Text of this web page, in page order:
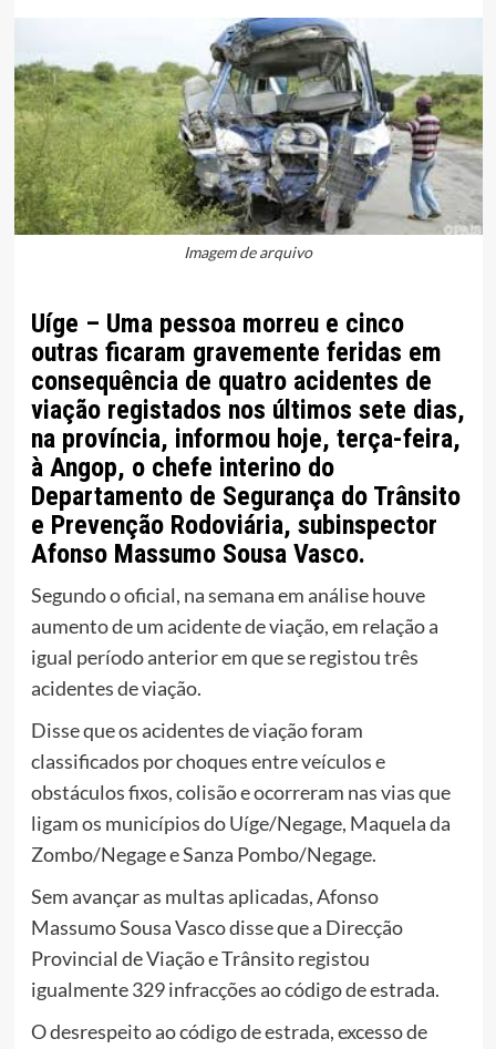
Imagem de arquivo
Uíge – Uma pessoa morreu e cinco
outras ficaram gravemente feridas em
consequência de quatro acidentes de
viação registados nos últimos sete dias,
na província, informou hoje, terça-feira,
à Angop, o chefe interino do
Departamento de Segurança do Trânsito
e Prevenção Rodoviária, subinspector
Afonso Massumo Sousa Vasco.
Segundo o oficial, na semana em análise houve
aumento de um acidente de viação, em relação a
igual período anterior em que se registou três
acidentes de viação.
Disse que os acidentes de viação foram
classificados por choques entre veículos e
obstáculos fixos, colisão e ocorreram nas vias que
ligam os municípios do Uíge/Negage, Maquela da
Zombo/Negage e Sanza Pombo/Negage.
Sem avançar as multas aplicadas, Afonso
Massumo Sousa Vasco disse que a Direcção
Provincial de Viação e Trânsito registou
igualmente 329 infracções ao código de estrada.
O desrespeito ao código de estrada, excesso de